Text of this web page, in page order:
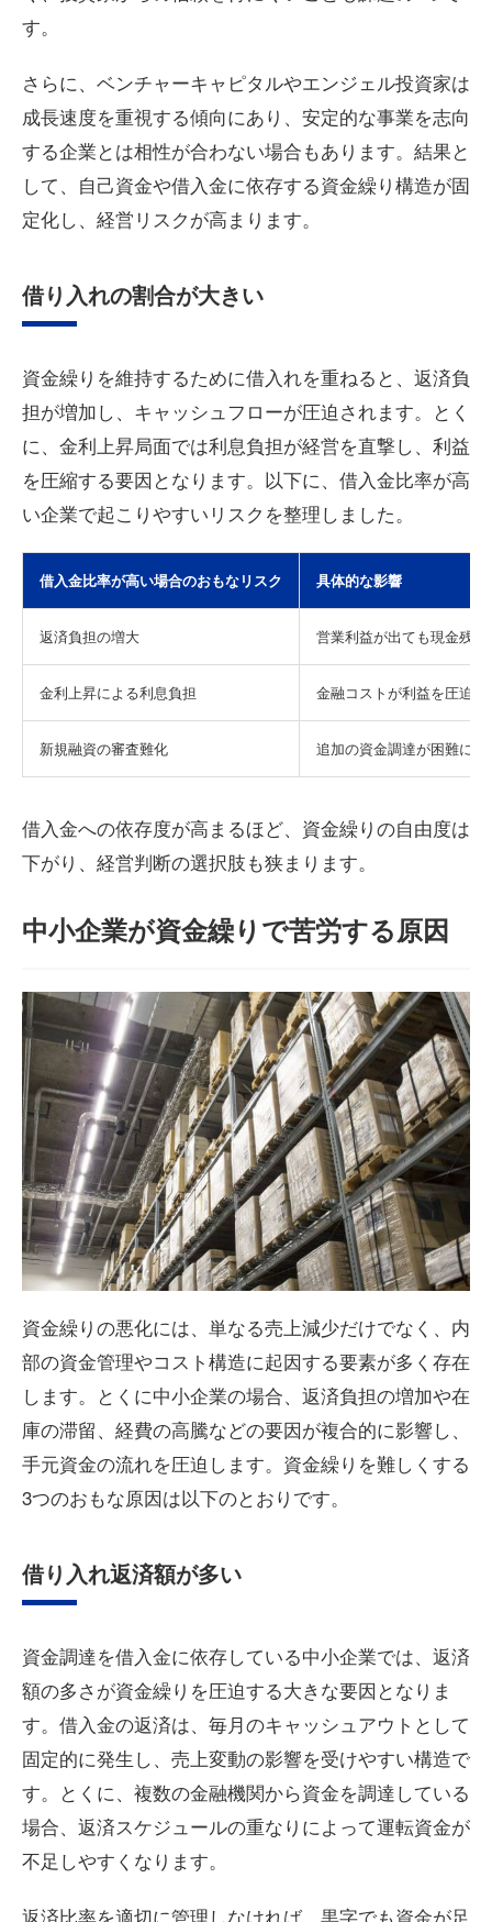
す。
さらに、ベンチャーキャピタルやエンジェル投資家は
成長速度を重視する傾向にあり、安定的な事業を志向
する企業とは相性が合わない場合もあります。結果と
して、自己資金や借入金に依存する資金繰り構造が固
定化し、経営リスクが高まります。
借り入れの割合が大きい
資金繰りを維持するために借入れを重ねると、返済負
担が増加し、キャッシュフローが圧迫されます。とく
に、金利上昇局面では利息負担が経営を直撃し、利益
を圧縮する要因となります。以下に、借入金比率が高
い企業で起こりやすいリスクを整理しました。
借入金比率が高い場合のおもなリスク 具体的な影響
返済負担の増大 営業利益が出ても現金残
金利上昇による利息負担 金融コストが利益を圧迫す
新規融資の審査難化 追加の資金調達が困難にな
借入金への依存度が高まるほど、資金繰りの自由度は
下がり、経営判断の選択肢も狭まります。
中小企業が資金繰りで苦労する原因
資金繰りの悪化には、単なる売上減少だけでなく、内
部の資金管理やコスト構造に起因する要素が多く存在
します。とくに中小企業の場合、返済負担の増加や在
庫の滞留、経費の高騰などの要因が複合的に影響し、
手元資金の流れを圧迫します。資金繰りを難しくする
3つのおもな原因は以下のとおりです。
借り入れ返済額が多い
資金調達を借入金に依存している中小企業では、返済
額の多さが資金繰りを圧迫する大きな要因となりま
す。借入金の返済は、毎月のキャッシュアウトとして
固定的に発生し、売上変動の影響を受けやすい構造で
す。とくに、複数の金融機関から資金を調達している
場合、返済スケジュールの重なりによって運転資金が
不足しやすくなります。
返済比率を適切に管理しなければ、黒字でも資金が足